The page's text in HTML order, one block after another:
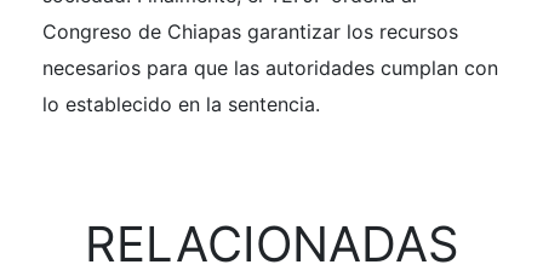
Congreso de Chiapas garantizar los recursos
necesarios para que las autoridades cumplan con
lo establecido en la sentencia.
RELACIONADAS